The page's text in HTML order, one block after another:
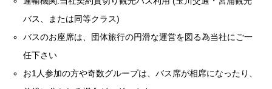
バス、または同等クラス)
バスのお座席は、団体旅行の円滑な運営を図る為当社にご一
任下さい
お1人参加の方や奇数グループは、バス席が相席になったり、